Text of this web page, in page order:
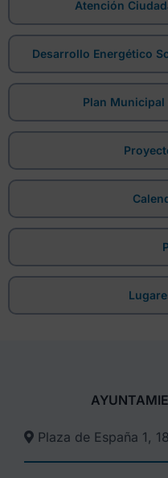
Atención
Desarrollo Energético
Plan Municipal
Plaza de España 1,